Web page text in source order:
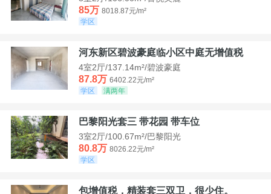
85万 8018.87元/m²
学区
河东新区碧波豪庭临小区中庭无增值税
4室2厅/137.14m²/碧波豪庭
87.8万 6402.22元/m²
学区
满两年
巴黎阳光套三 带花园 带车位
3室2厅/100.67m²/巴黎阳光
80.8万 8026.22元/m²
学区
包增值税，精装套三双卫，很少住。